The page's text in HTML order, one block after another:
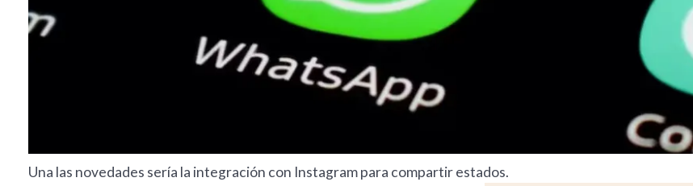
Una las novedades sería la integración con Instagram para compartir estados.